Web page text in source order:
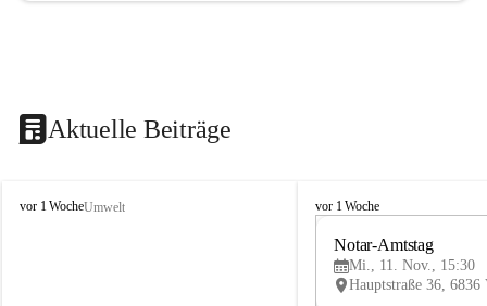
Aktuelle Beiträge
V
vor 1 WocheUmwelt
V
vor 1 Woche
Notar-Amtstag
Mi., 11. Nov., 15:30